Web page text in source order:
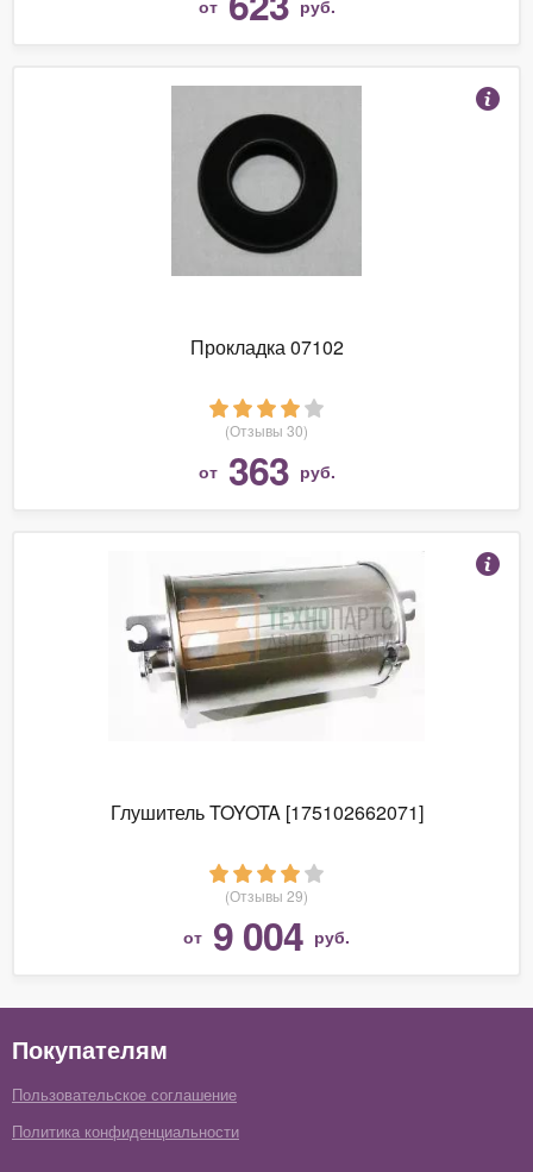
от руб.
Прокладка 07102
(Отзывы 30)
от 363 руб.
Глушитель TOYOTA [175102662071]
(Отзывы 29)
от 9 004 руб.
Покупателям
Пользовательское соглашение
Политика конфиденциальности